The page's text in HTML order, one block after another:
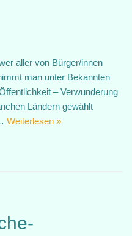
aller von Bürger/innen
man unter Bekannten
– Verwunderung
Ländern gewählt
Weiterlesen »